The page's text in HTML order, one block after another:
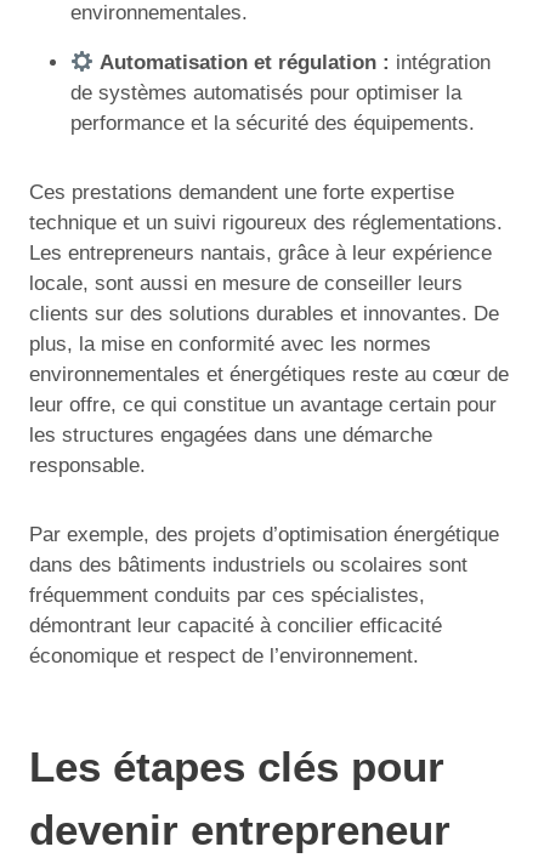
environnementales.
Automatisation et régulation : intégration
de systèmes automatisés pour optimiser la
performance et la sécurité des équipements.
Ces prestations demandent une forte expertise
technique et un suivi rigoureux des réglementations.
Les entrepreneurs nantais, grâce à leur expérience
locale, sont aussi en mesure de conseiller leurs
clients sur des solutions durables et innovantes. De
plus, la mise en conformité avec les normes
environnementales et énergétiques reste au cœur de
leur offre, ce qui constitue un avantage certain pour
les structures engagées dans une démarche
responsable.
Par exemple, des projets d’optimisation énergétique
dans des bâtiments industriels ou scolaires sont
fréquemment conduits par ces spécialistes,
démontrant leur capacité à concilier efficacité
économique et respect de l’environnement.
Les étapes clés pour
devenir entrepreneur